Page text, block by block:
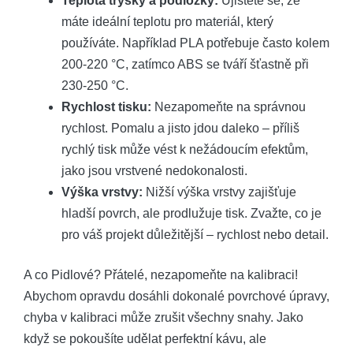
máte ideální teplotu pro materiál, který
používáte. Například PLA potřebuje často kolem
200-220 °C, zatímco ABS se tváří šťastně při
230-250 °C.
Rychlost tisku: Nezapomeňte na správnou
rychlost. Pomalu a jisto jdou daleko – příliš
rychlý tisk může vést k nežádoucím efektům,
jako jsou vrstvené nedokonalosti.
Výška vrstvy: Nižší výška vrstvy zajišťuje
hladší povrch, ale prodlužuje tisk. Zvažte, co je
pro váš projekt důležitější – rychlost nebo detail.
A co Pidlové? Přátelé, nezapomeňte na kalibraci!
Abychom opravdu dosáhli dokonalé povrchové úpravy,
chyba v kalibraci může zrušit všechny snahy. Jako
když se pokoušíte udělat perfektní kávu, ale